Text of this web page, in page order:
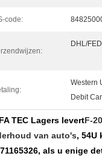
code:
DHL/
Western
Debit
TEC Lagers levertF-
van auto's, 54U
als u enige